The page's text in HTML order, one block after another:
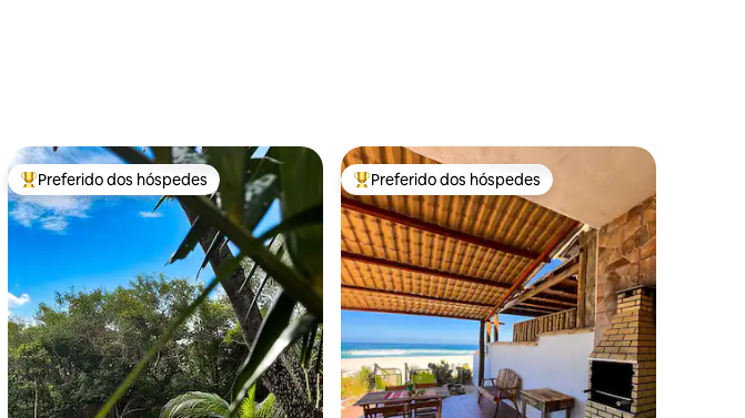
avaliação média de 5, 46 avaliações
Entre os melhores preferidos dos hóspedes
Preferido dos hóspedes Entre os melhores preferidos dos hóspedes
Preferido dos hóspedes